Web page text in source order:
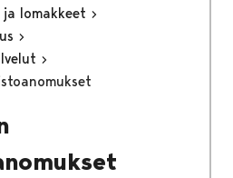
lomakkeet